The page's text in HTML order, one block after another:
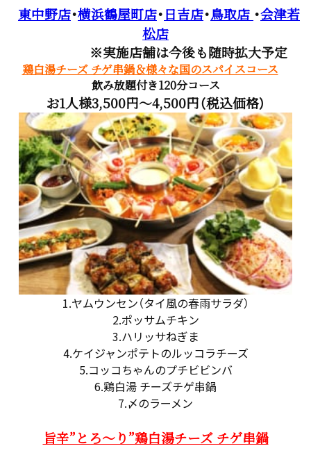
東中野店・横浜鶴屋町店・日吉店・鳥取店 ・会津若
松店
※実施店舗は今後も随時拡大予定
鶏白湯チーズ チゲ串鍋＆様々な国のスパイスコース
飲み放題付き120分コース
お1人様3,500円～4,500円（税込価格）
1.ヤムウンセン（タイ風の春雨サラダ）
2.ポッサムチキン
3.ハリッサねぎま
4.ケイジャンポテトのルッコラチーズ
5.コッコちゃんのプチビビンバ
6.鶏白湯 チーズチゲ串鍋
7.〆のラーメン
旨辛”とろ～り”鶏白湯チーズ チゲ串鍋